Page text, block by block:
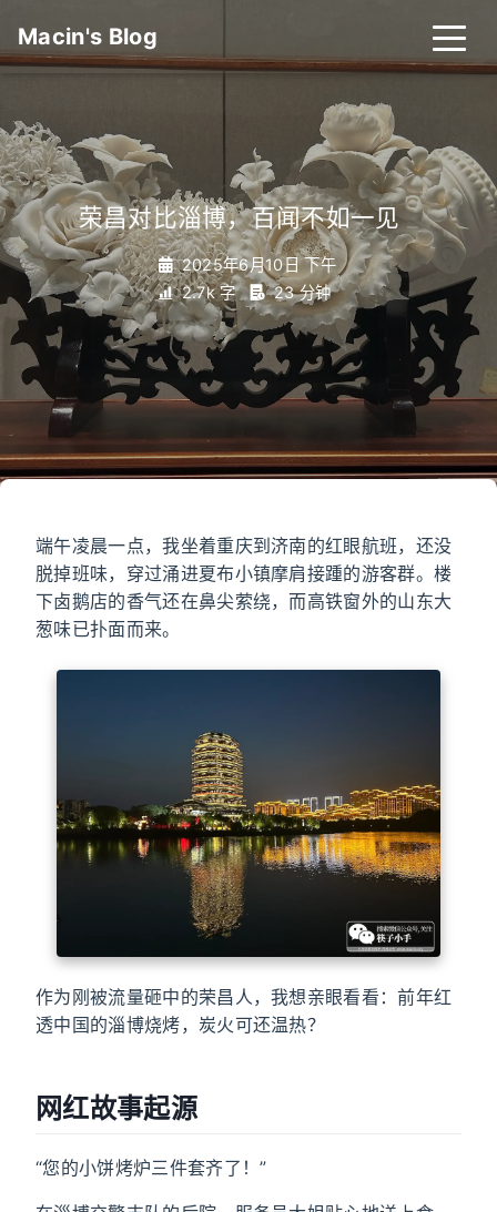
Macin's Blog
荣昌对比淄博，百闻不如一见_
2025年6月10日 下午
2.7k 字
23 分钟
端午凌晨一点，我坐着重庆到济南的红眼航班，还没
脱掉班味，穿过涌进夏布小镇摩肩接踵的游客群。楼
下卤鹅店的香气还在鼻尖萦绕，而高铁窗外的山东大
葱味已扑面而来。
作为刚被流量砸中的荣昌人，我想亲眼看看：前年红
透中国的淄博烧烤，炭火可还温热？
网红故事起源
“您的小饼烤炉三件套齐了！”